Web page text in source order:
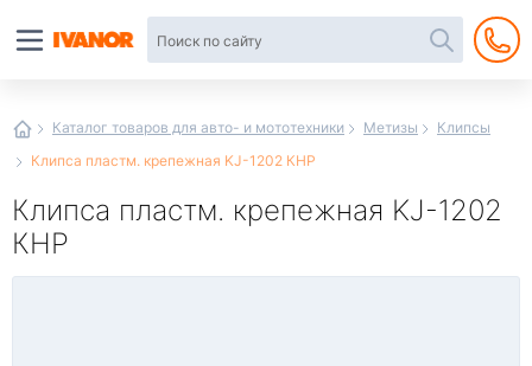
Каталог товаров для авто- и мототехники Метизы
Клипсы
Клипса пластм. крепежная KJ-1202 КНР
Клипса пластм. крепежная KJ-1202
КНР
интернет-